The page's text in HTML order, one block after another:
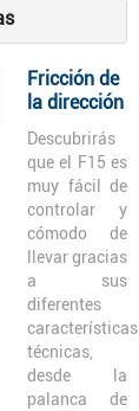
Fricción de
la dirección
Descubrirás
que el F15 es
muy fácil de
controlar y
cómodo de
llevar gracias
a sus
diferentes
características
técnicas,
desde la
palanca de